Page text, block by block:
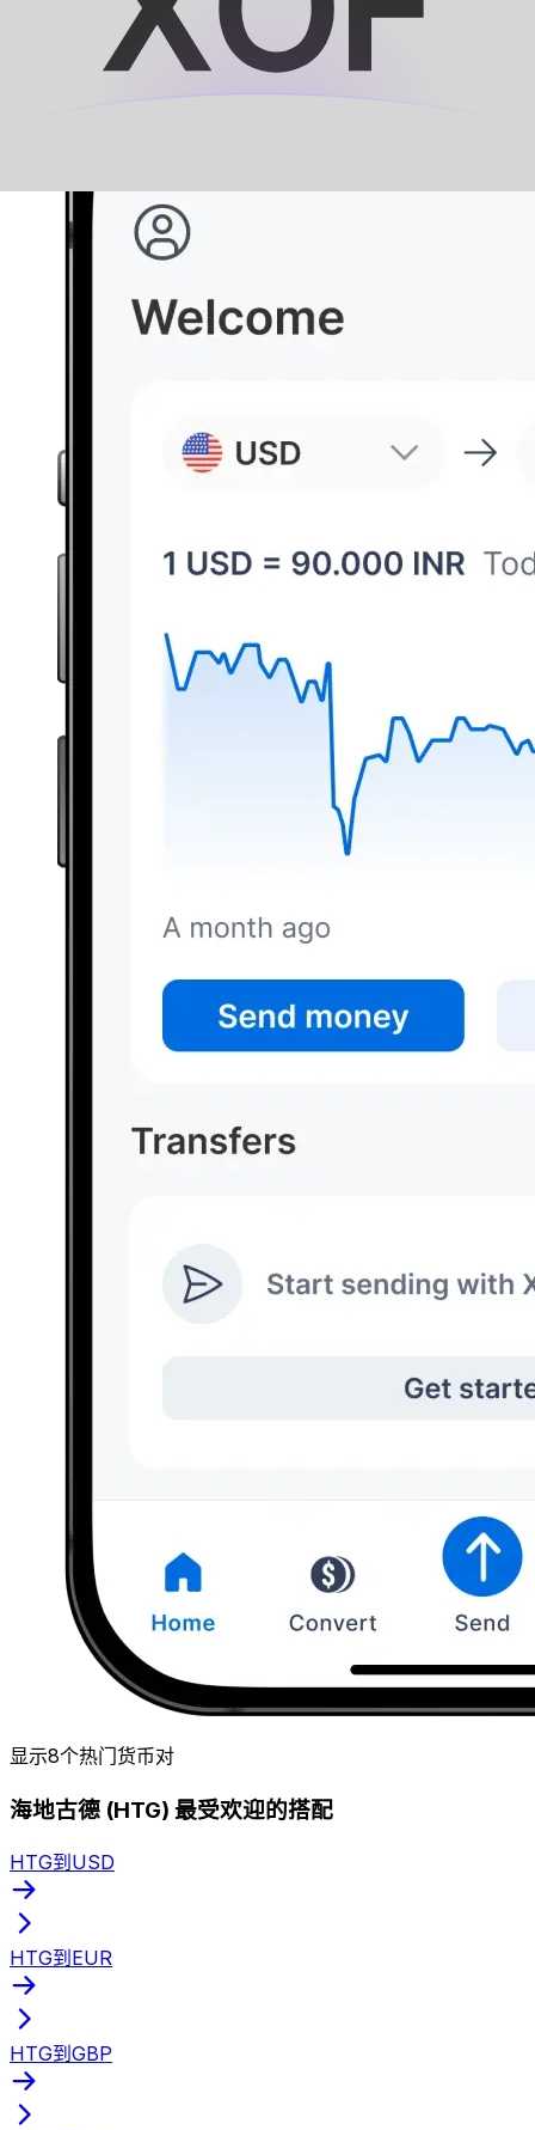
显示8个热门货币对
海地古德 (HTG) 最受欢迎的搭配
HTG到USD
HTG到EUR
HTG到GBP